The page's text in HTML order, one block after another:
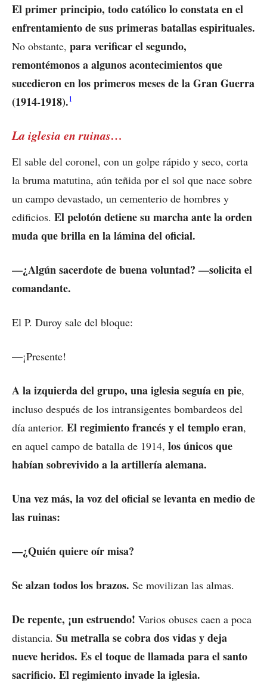
El primer principio, todo católico lo constata en el
enfrentamiento de sus primeras batallas espirituales.
No obstante, para verificar el segundo,
remontémonos a algunos acontecimientos que
sucedieron en los primeros meses de la Gran Guerra
(1914-1918).1
La iglesia en ruinas…
El sable del coronel, con un golpe rápido y seco, corta
la bruma matutina, aún teñida por el sol que nace sobre
un campo devastado, un cementerio de hombres y
edificios. El pelotón detiene su marcha ante la orden
muda que brilla en la lámina del oficial.
—¿Algún sacerdote de buena voluntad? —solicita el
comandante.
El P. Duroy sale del bloque:
—¡Presente!
A la izquierda del grupo, una iglesia seguía en pie,
incluso después de los intransigentes bombardeos del
día anterior. El regimiento francés y el templo eran,
en aquel campo de batalla de 1914, los únicos que
habían sobrevivido a la artillería alemana.
Una vez más, la voz del oficial se levanta en medio de
las ruinas:
—¿Quién quiere oír misa?
Se alzan todos los brazos. Se movilizan las almas.
De repente, ¡un estruendo! Varios obuses caen a poca
distancia. Su metralla se cobra dos vidas y deja
nueve heridos. Es el toque de llamada para el santo
sacrificio. El regimiento invade la iglesia.